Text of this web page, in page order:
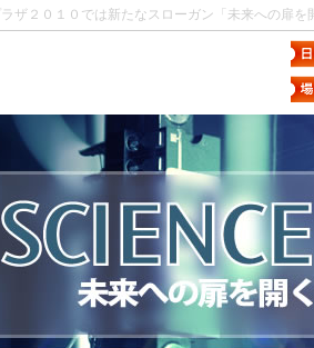
ザ２０１０では新たなスローガン「未来への扉